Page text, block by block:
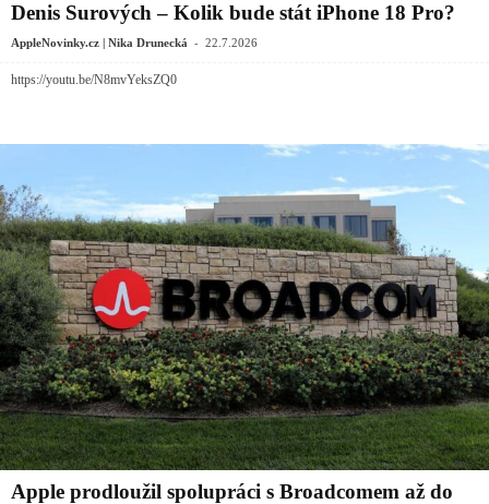
Denis Surových – Kolik bude stát iPhone 18 Pro?
AppleNovinky.cz | Nika Drunecká - 22.7.2026
https://youtu.be/N8mvYeksZQ0
Apple prodloužil spolupráci s Broadcomem až do